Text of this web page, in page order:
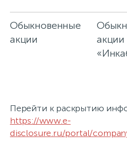
Обыкновенные
акции
Перейти к раскрытию
https://www.e-
disclosure.ru/portal/